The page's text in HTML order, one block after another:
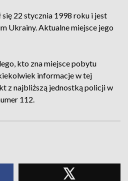
się 22 stycznia 1998 roku i jest
Ukrainy. Aktualne miejsce jego
kto zna miejsce pobytu
informacje w tej
z najbliższą jednostką policji w
112.